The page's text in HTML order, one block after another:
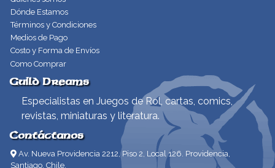
Dónde Estamos
Términos y Condiciones
Medios de Pago
Costo y Forma de Envíos
Como Comprar
Guild Dreams
Especialistas en Juegos de Rol, cartas, comics,
revistas, miniaturas y literatura.
Contáctanos
Av. Nueva Providencia 2212, Piso 2, Local 126. Providencia,
Santiago, Chile.